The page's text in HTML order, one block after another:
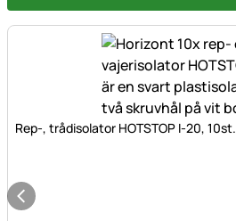
Rep-, trådisolator HOTSTOP I-20, 10st.